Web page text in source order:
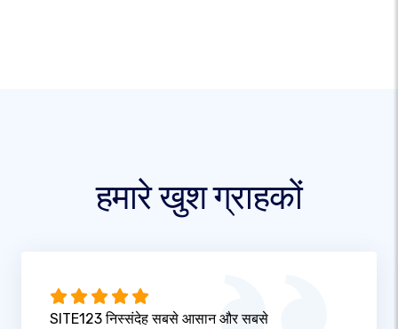
हमारे खुश ग्राहकों
SITE123 निस्संदेह सबसे आसान और सबसे